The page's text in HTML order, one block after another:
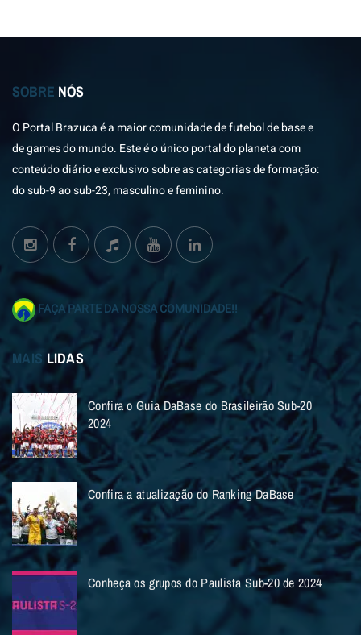
SOBRE NÓS
O Portal Brazuca é a maior comunidade de futebol de base e
de games do mundo. Este é o único portal do planeta com
conteúdo diário e exclusivo sobre as categorias de formação:
do sub-9 ao sub-23, masculino e feminino.
FAÇA PARTE DA NOSSA COMUNIDADE!!
MAIS LIDAS
Confira o Guia DaBase do Brasileirão Sub-20
2024
Confira a atualização do Ranking DaBase
Conheça os grupos do Paulista Sub-20 de 2024